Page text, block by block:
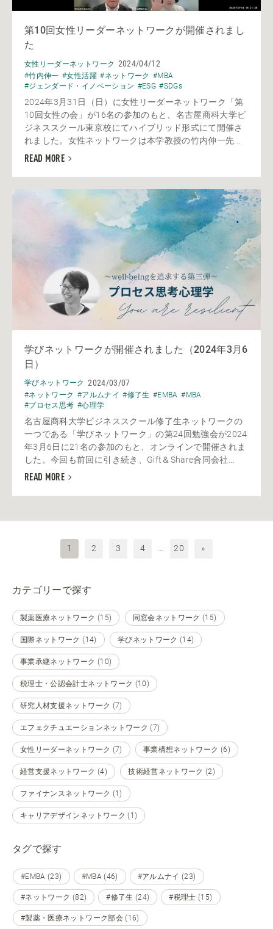
第10回女性リーダーネットワークが開催されまし
た
女性リーダーネットワーク 2024/04/12
#竹内伸一 #女性活躍 #ネットワーク #MBA
#ジェンダード・イノベーション #ESG #SDGs
2024年3月31日（日）に女性リーダーネットワーク「第
10回女性の会」が16名の参加のもと、名古屋商科大学ビ
ジネススクール東京校にてハイブリッド形式にて開催さ
れました。女性ネットワークは本学教授の竹内伸一先...
READ MORE
学びネットワークが開催されました（2024年3月6
日）
学びネットワーク 2024/03/07
#ネットワーク #アルムナイ #修了生 #EMBA #MBA
#プロセス思考 #心理学
名古屋商科大学ビジネススクール修了生ネットワークの
一つである「学びネットワーク」の第24回勉強会が2024
年3月6日に21名の参加のもと、オンラインで開催されま
した。今回も前回に引き続き、Gift＆Share合同会社...
READ MORE
1 2 3 4 … 20 »
カテゴリーで探す
製薬医療ネットワーク (15) 同窓会ネットワーク (15)
国際ネットワーク (14) 学びネットワーク (14)
事業承継ネットワーク (10)
税理士・公認会計士ネットワーク (10)
研究人材支援ネットワーク (7)
エフェクチュエーションネットワーク (7)
女性リーダーネットワーク (7) 事業構想ネットワーク (6)
経営支援ネットワーク (4) 技術経営ネットワーク (2)
ファイナンスネットワーク (1)
キャリアデザインネットワーク (1)
タグで探す
#EMBA (23) #MBA (46) #アルムナイ (23)
#ネットワーク (82) #修了生 (24) #税理士 (15)
#製薬・医療ネットワーク部会 (16)